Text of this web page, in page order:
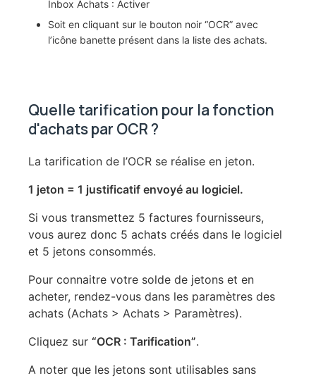
Inbox Achats : Activer
Soit en cliquant sur le bouton noir “OCR” avec
l’icône banette présent dans la liste des achats.
Quelle tarification pour la fonction
d'achats par OCR ?
La tarification de l’OCR se réalise en jeton.
1 jeton = 1 justificatif envoyé au logiciel.
Si vous transmettez 5 factures fournisseurs,
vous aurez donc 5 achats créés dans le logiciel
et 5 jetons consommés.
Pour connaitre votre solde de jetons et en
acheter, rendez-vous dans les paramètres des
achats (Achats > Achats > Paramètres).
Cliquez sur “OCR : Tarification”.
A noter que les jetons sont utilisables sans